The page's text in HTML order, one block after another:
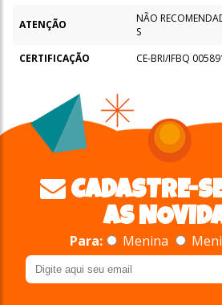
ATENÇÃO
NÃO
S
CERTIFICAÇÃO
CE-BRI/IFBQ
CADASTRE-
AS
Para: Menina